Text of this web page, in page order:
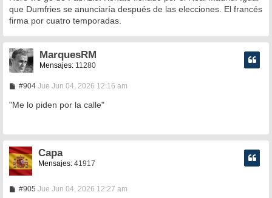
a
j
que Dumfries se anunciaría después de las elecciones. El francés
firma por cuatro temporadas.
MarquesRM
Mensajes: 11280
#904M
n
s
e
Jue Jun 04, 2026 12:16 am
"Me lo piden por la calle"
Capa
Mensajes:41917
#905MJue Jun 04, 2026 12:27 am